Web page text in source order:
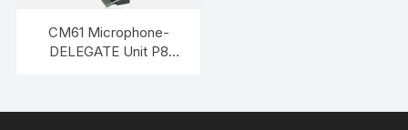
CM61 Microphone-
DELEGATE Unit P8